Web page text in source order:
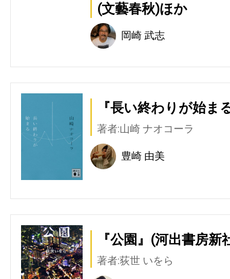
(文藝春秋)ほか
岡崎 武志
『長い終わりが始ま
著者:山崎 ナオコーラ
豊崎 由美
『公園』(河出書房新
著者:荻世 いをら